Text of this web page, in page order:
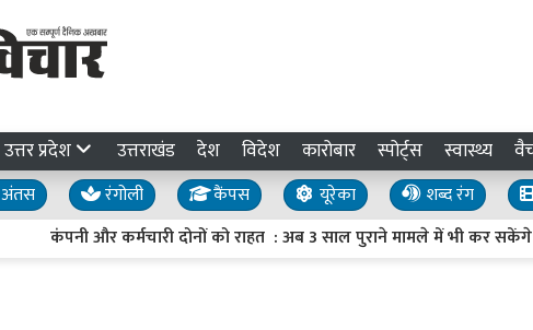
उत्तर प्रदेश उत्तराखंड देश विदेश कारोबार स्पोर्ट्स स्वास्थ्य
अंतस रंगोली कैंपस यूरेका शब्द रंग
कंपनी और कर्मचारी दोनों को राहत : अब 3 साल पुराने मामले में भी कर सकेंगे